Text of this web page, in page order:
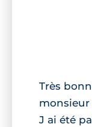
Très
monsieur
J ai été